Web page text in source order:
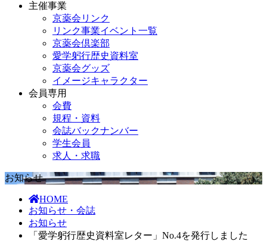
主催事業
京薬会リンク
リンク事業イベント一覧
京薬会倶楽部
愛学躬行歴史資料室
京薬会グッズ
イメージキャラクター
会員専用
会費
規程・資料
会誌バックナンバー
学生会員
求人・求職
お知らせ
HOME
お知らせ・会誌
お知らせ
「愛学躬行歴史資料室レター」No.4を発行しました